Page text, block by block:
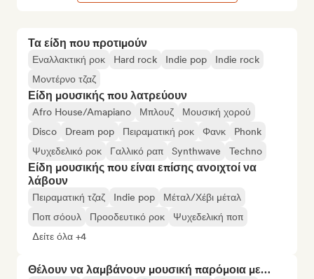
Τα είδη που προτιμούν
Εναλλακτική ροκ Hard rock Indie pop
Indie rock
Μοντέρνο τζαζ
Είδη μουσικής που λατρεύουν
Afro House/Amapiano Μπλουζ
Μουσική χορού
Disco
Dream pop Πειραματική ροκ Φανκ
Phonk
Ψυχεδελικό ροκ
Γαλλικό ραπ Synthwave Techno
Είδη μουσικής που είναι επίσης ανοιχτοί να
λάβουν
Πειραματική τζαζ Indie pop
Μέταλ/Χέβι μέταλ
Ποπ σόουλ
Προοδευτικό ροκ
Ψυχεδελική ποπ
Δείτε όλα +4
Θέλουν να λαμβάνουν μουσική παρόμοια με…